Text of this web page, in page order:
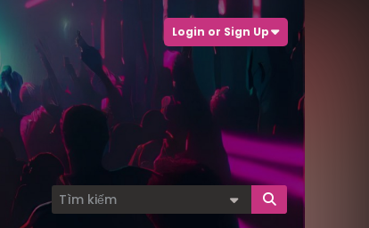
Login or Sign Up